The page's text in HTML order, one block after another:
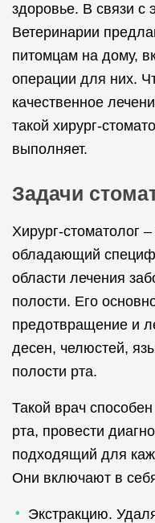
здоровье. В связи
Ветеринарии
питомцам на дому,
операции для них.
качественное
такой хирург-
выполняет.
Задачи
Хирург-стоматолог
обладающий
области лечения
полости. Его
предотвращение и
десен, челюстей,
полости рта.
Такой врач
рта, провести
подходящий для
Они включают в
Экстракцию.